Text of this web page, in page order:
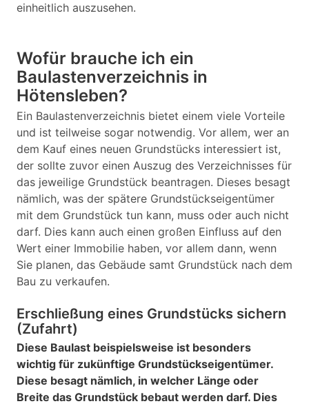
einheitlich auszusehen.
Wofür brauche ich ein
Baulastenverzeichnis in
Hötensleben?
Ein Baulastenverzeichnis bietet einem viele Vorteile
und ist teilweise sogar notwendig. Vor allem, wer an
dem Kauf eines neuen Grundstücks interessiert ist,
der sollte zuvor einen Auszug des Verzeichnisses für
das jeweilige Grundstück beantragen. Dieses besagt
nämlich, was der spätere Grundstückseigentümer
mit dem Grundstück tun kann, muss oder auch nicht
darf. Dies kann auch einen großen Einfluss auf den
Wert einer Immobilie haben, vor allem dann, wenn
Sie planen, das Gebäude samt Grundstück nach dem
Bau zu verkaufen.
Erschließung eines Grundstücks sichern
(Zufahrt)
Diese Baulast beispielsweise ist besonders
wichtig für zukünftige Grundstückseigentümer.
Diese besagt nämlich, in welcher Länge oder
Breite das Grundstück bebaut werden darf. Dies